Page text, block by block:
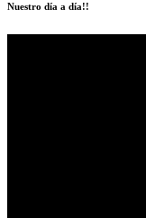
Nuestro día a día!!